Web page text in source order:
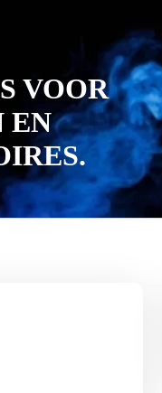
VOOR
EN